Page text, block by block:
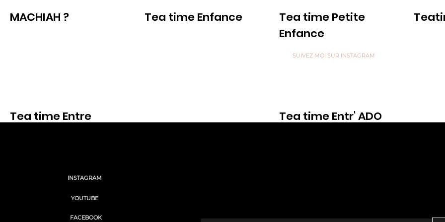
MACHIAH ? Tea time Enfance
Tea time Petite
Enfance
Tea time Entre
Tea time Entr' ADO
SUIVEZ MOI SUR INSTAGRAM
FACEBOOK
YOUTUBE
INSTAGRAM